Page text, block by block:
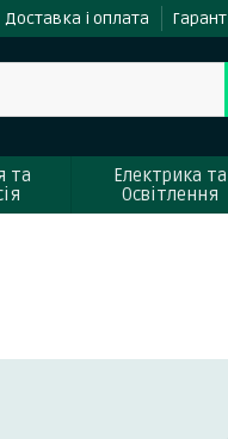
Доставка і оплата
та
Електрика та
Освітлення